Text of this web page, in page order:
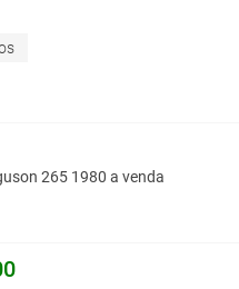
265 1980 a venda